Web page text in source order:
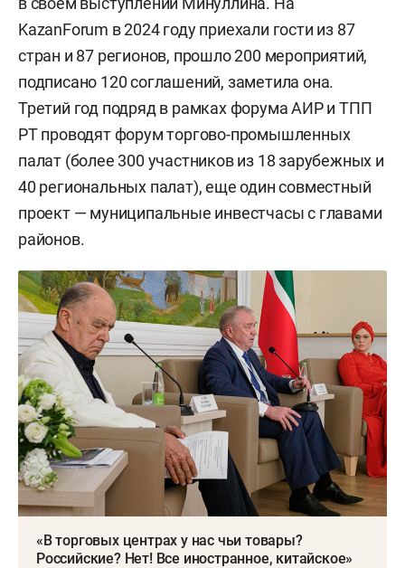
KazanForum в 2024 году приехали гости из 87
стран и 87 регионов, прошло 200 мероприятий,
подписано 120 соглашений, заметила она.
Третий год подряд в рамках форума АИР и ТПП
РТ проводят форум торгово-промышленных
палат (более 300 участников из 18 зарубежных и
40 региональных палат), еще один совместный
проект — муниципальные инвестчасы с главами
районов.
«В торговых центрах у нас чьи товары?
Российские? Нет! Все иностранное, китайское»